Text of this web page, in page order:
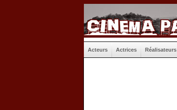
Acteurs Actrices Réalisateurs